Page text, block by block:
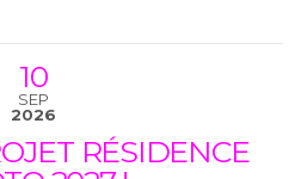
10
SEP
2026
RÉSIDENCE